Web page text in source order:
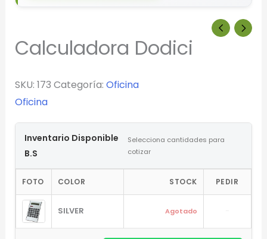
Calculadora Dodici
SKU: 173 Categoría: Oficina
Oficina
Inventario Disponible
B.S
Selecciona cantidades para
cotizar
FOTO COLOR STOCK PEDIR
SILVER Agotado